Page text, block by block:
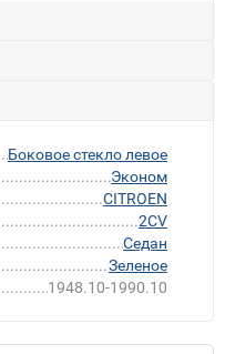
Боковое стекло левое
Эконом
CITROEN
2CV
Седан
Зеленое
1948.10-1990.10